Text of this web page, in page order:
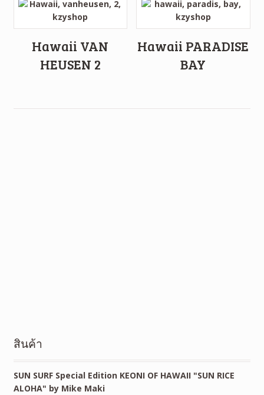
Hawaii VAN
HEUSEN 2
Hawaii PARADISE
BAY
สินค้า
SUN SURF Special Edition KEONI OF HAWAII "SUN RICE
ALOHA" by Mike Maki